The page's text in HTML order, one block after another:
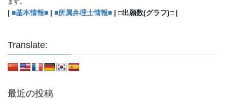
| ■基本情報■ | ■所属弁理士情報■ | □出願数(グラフ)□ |
Translate:
最近の投稿